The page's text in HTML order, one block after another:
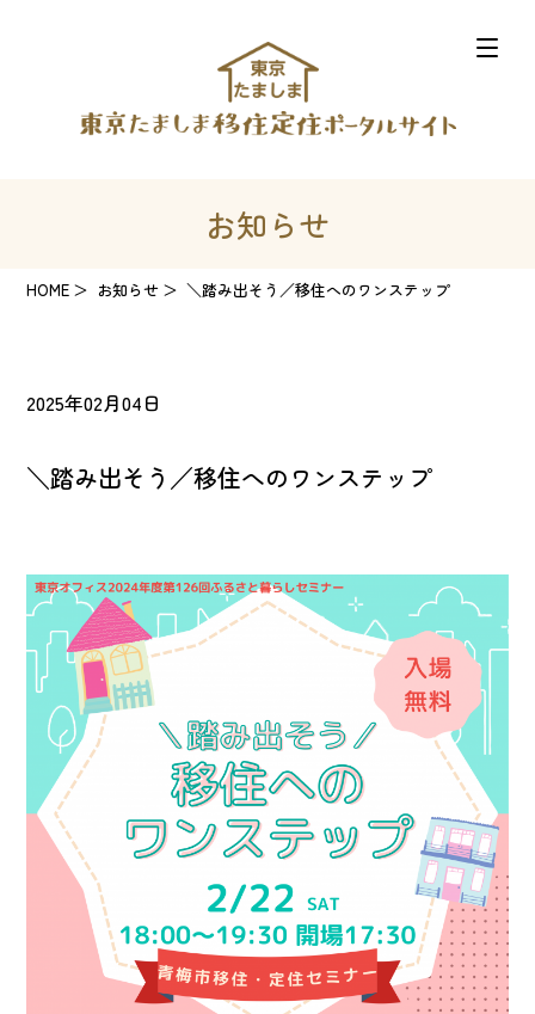
お知らせ
HOME お知らせ ＼踏み出そう／移住へのワンステップ
2025年02月04日
＼踏み出そう／移住へのワンステップ